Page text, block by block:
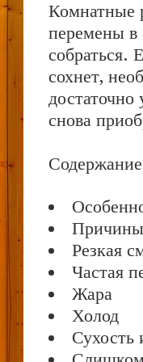
Комнатные
перемены в
собраться.
сохнет,
достаточно
снова
Содержание
Резкая
Частая
Жара
Холод
Сухость